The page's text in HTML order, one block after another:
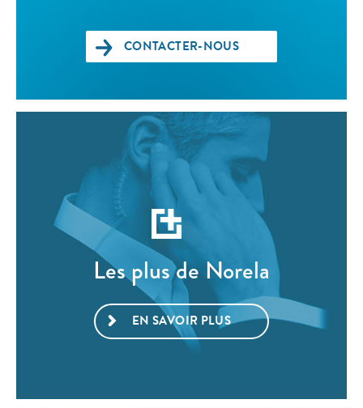
CONTACTER-NOUS
Les plus de Norela
EN SAVOIR PLUS